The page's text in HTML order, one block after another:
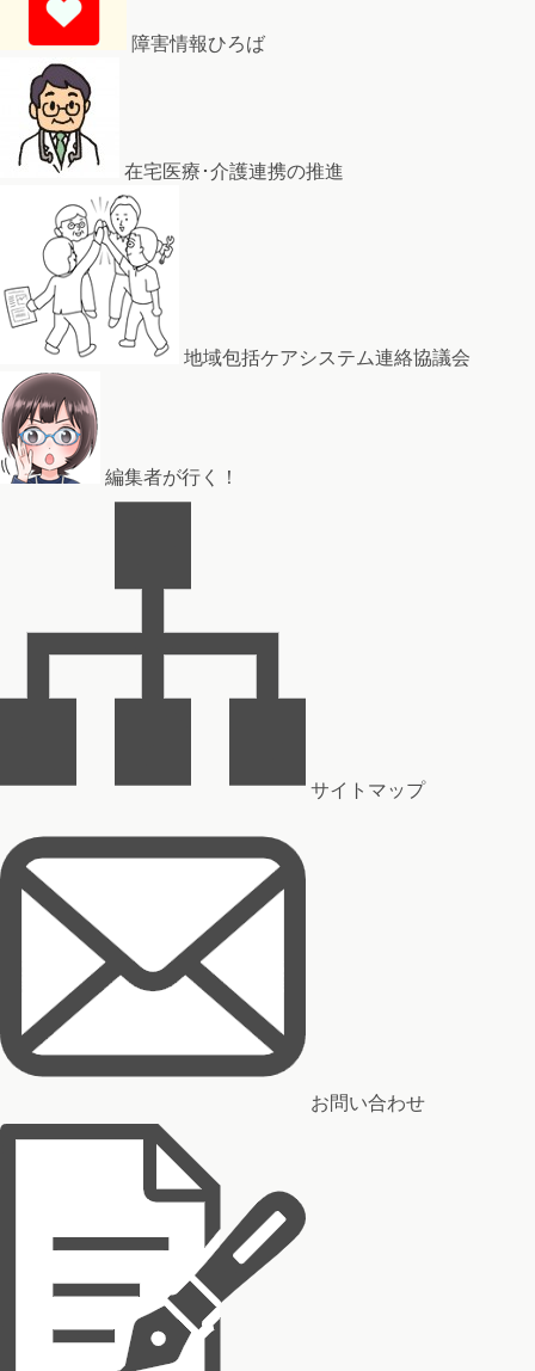
障害情報ひろば
在宅医療･介護連携の推進
地域包括ケアシステム連絡協議会
編集者が行く！
サイトマップ
お問い合わせ